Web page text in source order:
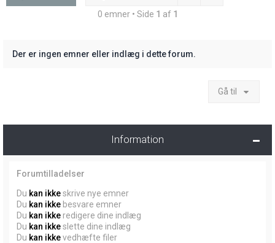
0 emner • Side 1 af 1
Der er ingen emner eller indlæg i dette forum.
Gå til
Information
Forumtilladelser
Du kan ikkeskrive nye emner
Du kan ikke besvare emner
Du kan ikke redigere dine indlæg
Du kan ikkeslette dine indlæg
Du kan ikkevedhæfte filer